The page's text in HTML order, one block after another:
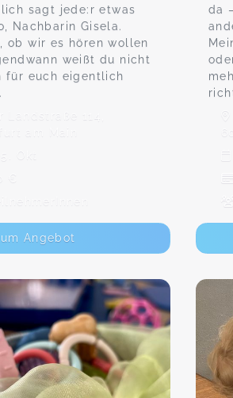
sagt jede:r etwas
Nachbarin Gisela.
ob wir es hören wollen
weißt du nicht
für euch eigentlich
Landstraße 114,
am Main
Okt
€
Angebot
da